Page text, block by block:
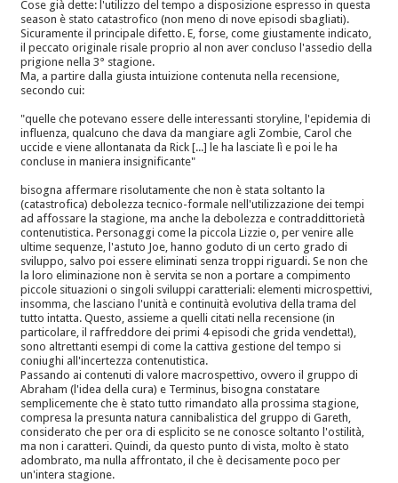
Cose già dette: l'utilizzo del tempo a disposizione espresso in questa
season è stato catastrofico (non meno di nove episodi sbagliati).
Sicuramente il principale difetto. E, forse, come giustamente indicato,
il peccato originale risale proprio al non aver concluso l'assedio della
prigione nella 3° stagione.
Ma, a partire dalla giusta intuizione contenuta nella recensione,
secondo cui:
"quelle che potevano essere delle interessanti storyline, l'epidemia di
influenza, qualcuno che dava da mangiare agli Zombie, Carol che
uccide e viene allontanata da Rick [...] le ha lasciate lì e poi le ha
concluse in maniera insignificante"
bisogna affermare risolutamente che non è stata soltanto la
(catastrofica) debolezza tecnico-formale nell'utilizzazione dei tempi
ad affossare la stagione, ma anche la debolezza e contraddittorietà
contenutistica. Personaggi come la piccola Lizzie o, per venire alle
ultime sequenze, l'astuto Joe, hanno goduto di un certo grado di
sviluppo, salvo poi essere eliminati senza troppi riguardi. Se non che
la loro eliminazione non è servita se non a portare a compimento
piccole situazioni o singoli sviluppi caratteriali: elementi microspettivi,
insomma, che lasciano l'unità e continuità evolutiva della trama del
tutto intatta. Questo, assieme a quelli citati nella recensione (in
particolare, il raffreddore dei primi 4 episodi che grida vendetta!),
sono altrettanti esempi di come la cattiva gestione del tempo si
coniughi all'incertezza contenutistica.
Passando ai contenuti di valore macrospettivo, ovvero il gruppo di
Abraham (l'idea della cura) e Terminus, bisogna constatare
semplicemente che è stato tutto rimandato alla prossima stagione,
compresa la presunta natura cannibalistica del gruppo di Gareth,
considerato che per ora di esplicito se ne conosce soltanto l'ostilità,
ma non i caratteri. Quindi, da questo punto di vista, molto è stato
adombrato, ma nulla affrontato, il che è decisamente poco per
un'intera stagione.